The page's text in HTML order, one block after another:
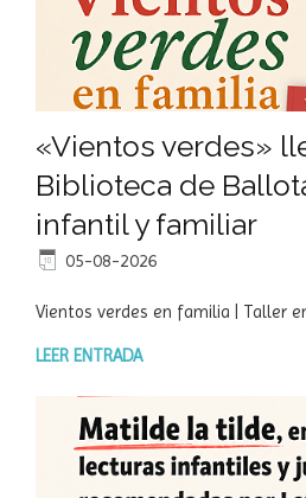
«Vientos verdes»
Biblioteca de
infantil y familiar
05-08-2026
Vientos verdes en familia | Taller
LEER ENTRADA